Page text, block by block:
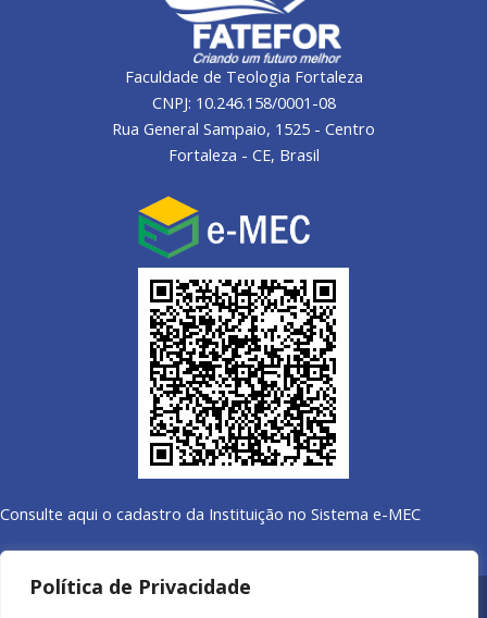
Política de Privacidade
Faculdade de Teologia Fortaleza
CNPJ: 10.246.158/0001-08
Rua General Sampaio, 1525 - Centro
Fortaleza - CE, Brasil
Consulte aqui o cadastro da Instituição no Sistema e-MEC